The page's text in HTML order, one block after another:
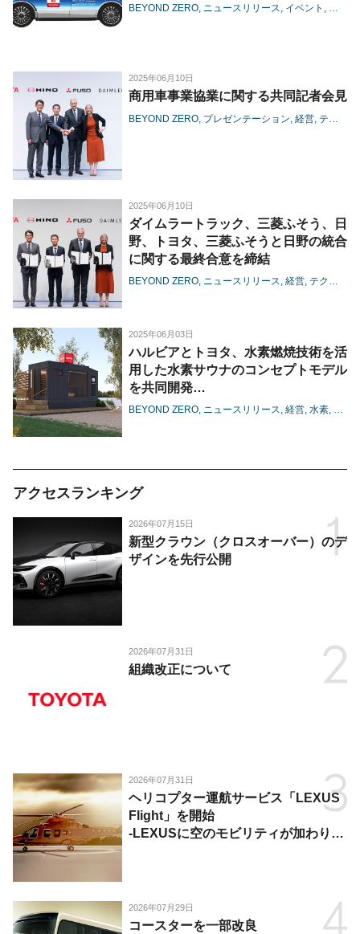
BEYOND ZERO ニュースリリース イベント 水素
2025年06月10日
商用車事業協業に関する共同記者会見
BEYOND ZERO プレゼンテーション 経営 テクノロジー
2025年06月10日
ダイムラートラック、三菱ふそう、日
野、トヨタ、三菱ふそうと日野の統合
に関する最終合意を締結
BEYOND ZERO ニュースリリース 経営 テクノロジー
2025年06月03日
ハルビアとトヨタ、水素燃焼技術を活
用した水素サウナのコンセプトモデル
を共同開発
-フィンランドでの実証により、カー
BEYOND ZERO ニュースリリース 経営 水素 モー
アクセスランキング
2026年07月15日
新型クラウン（クロスオーバー）のデ
ザインを先行公開
2026年07月31日
組織改正について
2026年07月31日
ヘリコプター運航サービス「LEXUS
Flight」を開始
-LEXUSに空のモビリティが加わり、
2026年07月29日
コースターを一部改良